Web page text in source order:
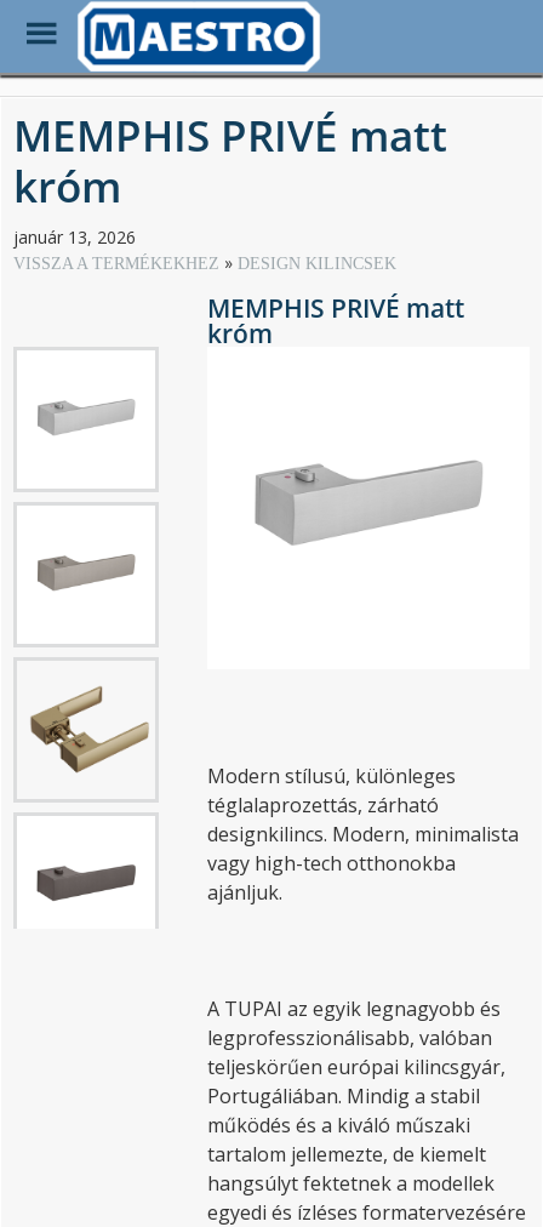
Skip
main
Toggle
Menu
MEMPHIS PRIVÉ matt
króm
január 13, 2026
VISSZA A TERMÉKEKHEZ DESIGN KILINCSEK
MEMPHIS PRIVÉ matt
króm
Modern stílusú, különleges
téglalaprozettás, zárható
designkilincs. Modern, minimalista
vagy high-tech otthonokba
ajánljuk.
A TUPAI az egyik legnagyobb és
legprofesszionálisabb, valóban
teljeskörűen európai kilincsgyár,
Portugáliában. Mindig a stabil
működés és a kiváló műszaki
tartalom jellemezte, de kiemelt
hangsúlyt fektetnek a modellek
egyedi és ízléses formatervezésére